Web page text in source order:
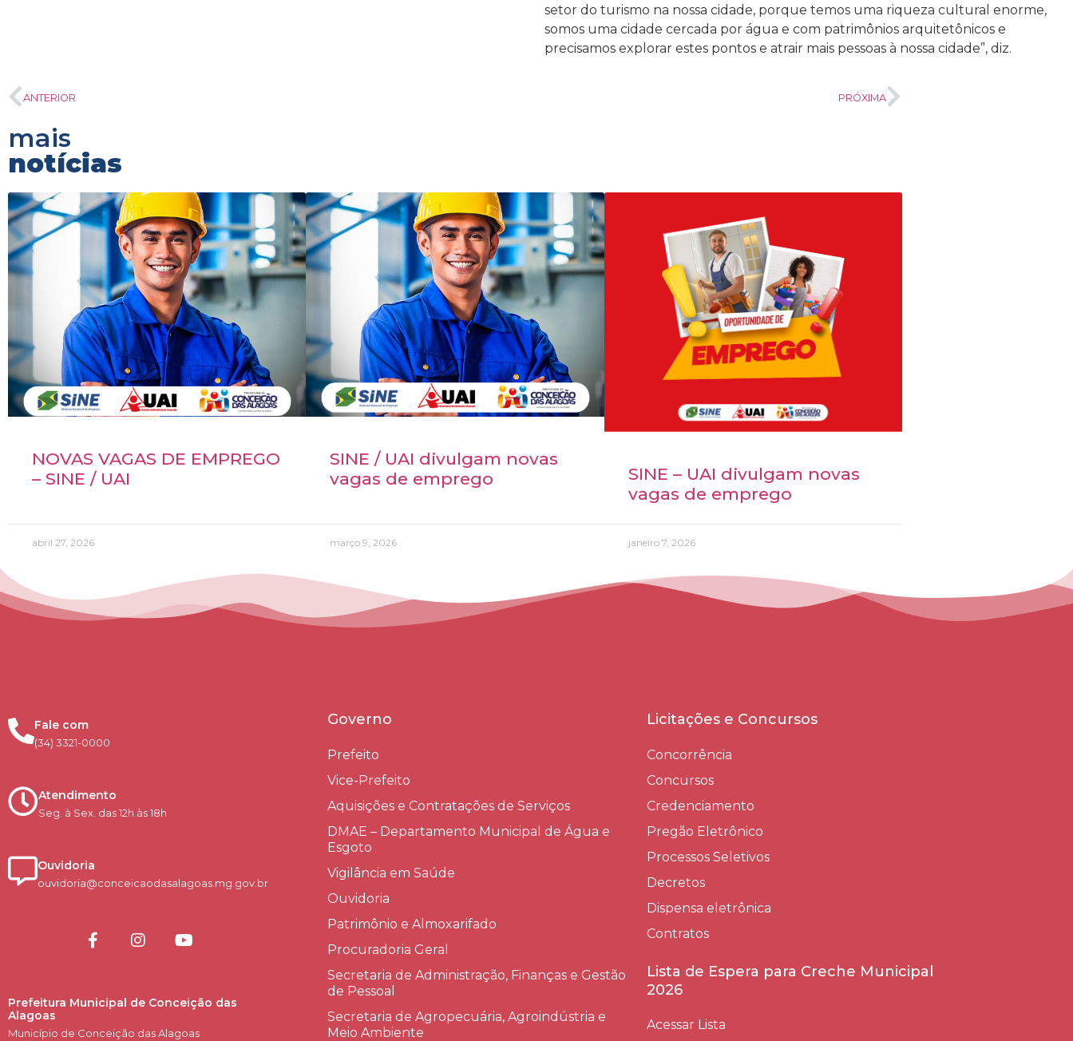
setor do turismo na nossa cidade, porque temos uma riqueza cultural enorme,
somos uma cidade cercada por água e com patrimônios arquitetônicos e
precisamos explorar estes pontos e atrair mais pessoas à nossa cidade”, diz.
ANTERIOR PRÓXIMA
mais
notícias
NOVAS VAGAS DE EMPREGO
– SINE / UAI
abril 27, 2026
SINE / UAI divulgam novas
vagas de emprego
março 9, 2026
SINE – UAI divulgam novas
vagas de emprego
janeiro 7, 2026
Fale com
(34) 3321-0000
Atendimento
Seg. à Sex. das 12h às 18h
Ouvidoria
ouvidoria@conceicaodasalagoas.mg.gov.br
Prefeitura Municipal de Conceição das
Alagoas
Município de Conceição das Alagoas
Governo
Prefeito
Vice-Prefeito
Aquisições e Contratações de Serviços​
DMAE – Departamento Municipal de Água e
Esgoto
Vigilância em Saúde
Ouvidoria
Patrimônio e Almoxarifado
Procuradoria Geral
Secretaria de Administração, Finanças e Gestão
de Pessoal
Secretaria de Agropecuária, Agroindústria e
Meio Ambiente
Licitações e Concursos
Concorrência
Concursos
Credenciamento
Pregão Eletrônico
Processos Seletivos
Decretos
Dispensa eletrônica
Contratos
Lista de Espera para Creche Municipal
2026
Acessar Lista